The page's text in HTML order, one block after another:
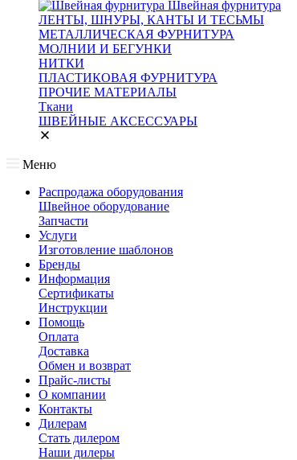
Швейная фурнитура
ЛЕНТЫ, ШНУРЫ, КАНТЫ И ТЕСЬМЫ
МЕТАЛЛИЧЕСКАЯ ФУРНИТУРА
МОЛНИИ И БЕГУНКИ
НИТКИ
ПЛАСТИКОВАЯ ФУРНИТУРА
ПРОЧИЕ МАТЕРИАЛЫ
Ткани
ШВЕЙНЫЕ АКСЕССУАРЫ
Меню
Распродажа оборудования
Швейное оборудование
Запчасти
Услуги
Изготовление шаблонов
Бренды
Информация
Сертификаты
Инструкции
Помощь
Оплата
Доставка
Обмен и возврат
Прайс-листы
О компании
Контакты
Дилерам
Стать дилером
Наши дилеры